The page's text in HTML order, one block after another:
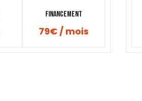
Financement
79€ / mois